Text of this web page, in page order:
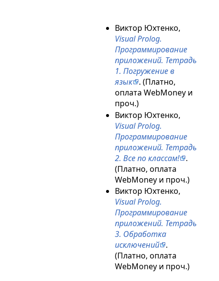
Виктор Юхтенко,
Visual Prolog.
Программирование
приложений. Тетрадь
1. Погружение в
язык
. (Платно,
оплата WebMoney и
проч.)
Виктор Юхтенко,
Visual Prolog.
Программирование
приложений. Тетрадь
2. Все по классам!
.
(Платно, оплата
WebMoney и проч.)
Виктор Юхтенко,
Visual Prolog.
Программирование
приложений. Тетрадь
3. Обработка
исключений
.
(Платно, оплата
WebMoney и проч.)